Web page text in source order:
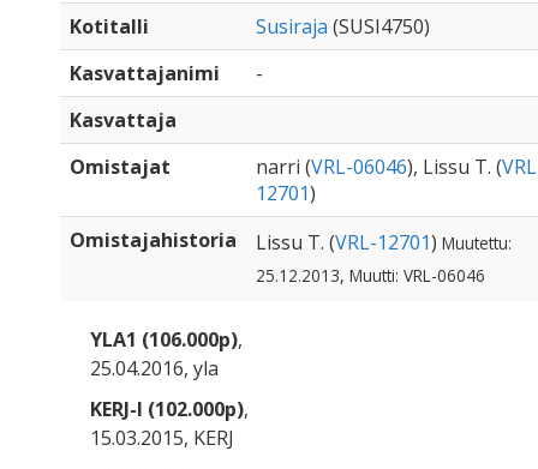
Kotitalli
Susiraja (SUSI4750)
Kasvattajanimi
-
Kasvattaja
Omistajat
narri (VRL-06046), Lissu T. (
12701)
Omistajahistoria
Lissu T. (VRL-12701) Muutettu:
25.12.2013, Muutti: VRL-06046
YLA1 (106.000p),
25.04.2016, yla
KERJ-I (102.000p),
15.03.2015, KERJ